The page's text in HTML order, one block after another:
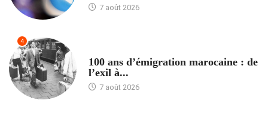
7 août 2026
4
100 ans d’émigration marocaine : de
l’exil à...
7 août 2026